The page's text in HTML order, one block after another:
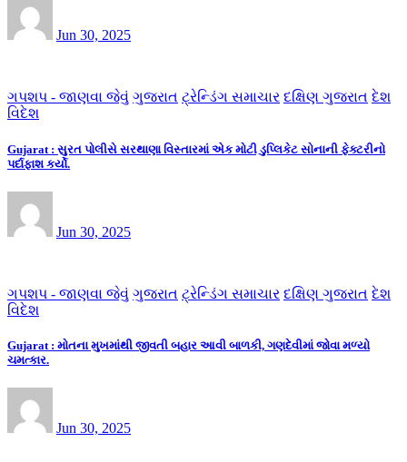
Jun 30, 2025
ગપશપ - જાણવા જેવું ગુજરાત ટ્રેન્ડિંગ સમાચાર દક્ષિણ ગુજરાત દેશ
વિદેશ
Gujarat : સુરત પોલીસે સરથાણા વિસ્તારમાં એક મોટી ડુપ્લિકેટ સોનાની ફેક્ટરીનો
પર્દાફાશ કર્યો.
Jun 30, 2025
ગપશપ - જાણવા જેવું ગુજરાત ટ્રેન્ડિંગ સમાચાર દક્ષિણ ગુજરાત દેશ
વિદેશ
Gujarat : મોતના મુખમાંથી જીવતી બહાર આવી બાળકી, ગણદેવીમાં જોવા મળ્યો
ચમત્કાર.
Jun 30, 2025